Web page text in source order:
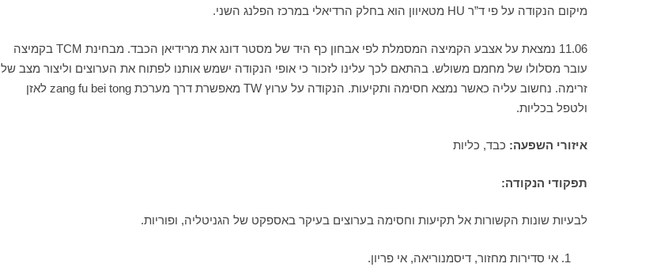
מיקום הנקודה על פי ד”ר HU מטאיוון הוא בחלק הרדיאלי במרכז הפלנג השני.
11.06 נמצאת על אצבע הקמיצה המסמלת לפי אבחון כף היד של מסטר דונג את מרידיאן הכבד. מבחינת TCM בקמיצה
עובר מסלולו של מחמם משולש. בהתאם לכך עלינו לזכור כי אופי הנקודה ישמש אותנו לפתוח את הערוצים וליצור מצב של
זרימה. נחשוב עליה כאשר נמצא חסימה ותקיעות. הנקודה על ערוץ TW מאפשרת דרך מערכת zang fu bei tong לאזן
ולטפל בכליות.
איזורי השפעה: כבד, כליות
תפקודי הנקודה:
לבעיות שונות הקשורות אל תקיעות וחסימה בערוצים בעיקר באספקט של הגניטליה, ופוריות.
אי סדירות מחזור, דיסמנוריאה, אי פריון.